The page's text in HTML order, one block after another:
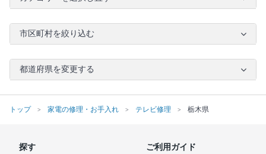
市区町村を絞り込む
都道府県を変更する
トップ 家電の修理・お手入れ テレビ修理 栃木県
探す ご利用ガイド